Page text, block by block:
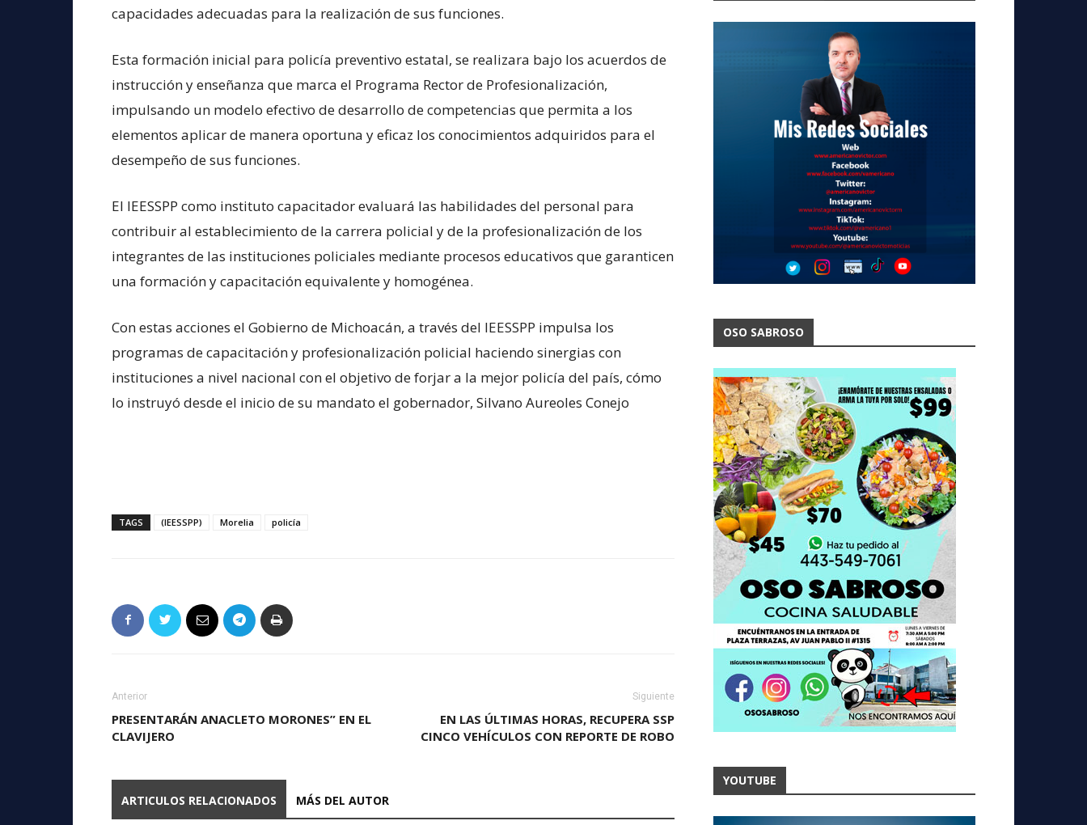
capacidades adecuadas para la realización de sus funciones.
Esta formación inicial para policía preventivo estatal, se realizara bajo los acuerdos de
instrucción y enseñanza que marca el Programa Rector de Profesionalización,
impulsando un modelo efectivo de desarrollo de competencias que permita a los
elementos aplicar de manera oportuna y eficaz los conocimientos adquiridos para el
desempeño de sus funciones.
El IEESSPP como instituto capacitador evaluará las habilidades del personal para
contribuir al establecimiento de la carrera policial y de la profesionalización de los
integrantes de las instituciones policiales mediante procesos educativos que garanticen
una formación y capacitación equivalente y homogénea.
Con estas acciones el Gobierno de Michoacán, a través del IEESSPP impulsa los
programas de capacitación y profesionalización policial haciendo sinergias con
instituciones a nivel nacional con el objetivo de forjar a la mejor policía del país, cómo
lo instruyó desde el inicio de su mandato el gobernador, Silvano Aureoles Conejo
TAGS (IEESSPP) Morelia policía
Anterior
PRESENTARÁN ANACLETO MORONES” EN EL
CLAVIJERO
Siguiente
EN LAS ÚLTIMAS HORAS, RECUPERA SSP
CINCO VEHÍCULOS CON REPORTE DE ROBO
ARTICULOS RELACIONADOS MÁS DEL AUTOR
OSO SABROSO
YOUTUBE